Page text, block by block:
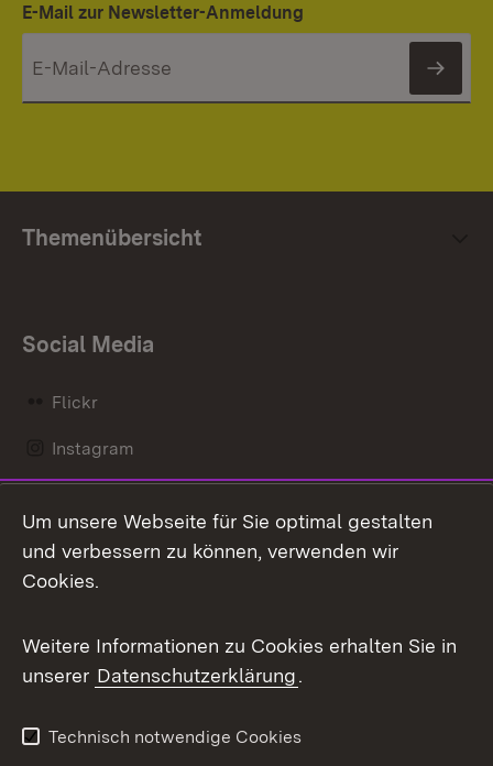
E-Mail zur Newsletter-Anmeldung
Themenübersicht
Social Media
Flickr
Instagram
Mastodon
Messenger
Social Wall
X / Twitter
Youtube
Um unsere Webseite für Sie optimal gestalten
und verbessern zu können, verwenden wir
Cookies.
Weitere Informationen zu Cookies erhalten Sie in
unserer Datenschutzerklärung.
Technisch notwendige Cookies